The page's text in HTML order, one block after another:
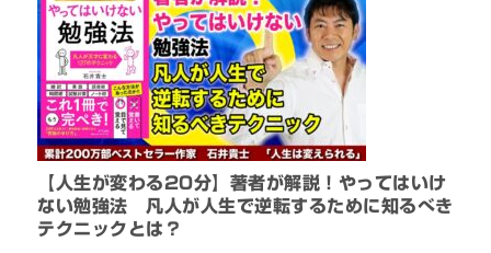
【人生が変わる20分】著者が解説！やってはいけ
ない勉強法 凡人が人生で逆転するために知るべき
テクニックとは？